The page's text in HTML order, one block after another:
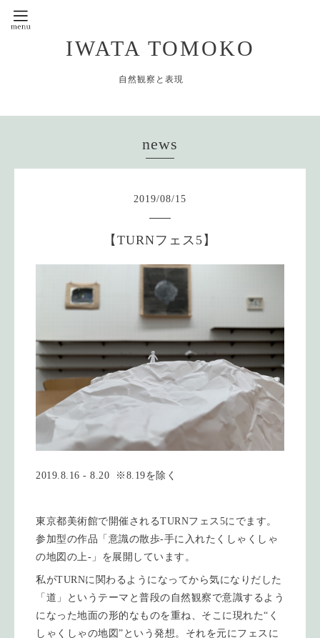
IWATA TOMOKO
自然観察と表現
news
2019/08/15
【TURNフェス5】
2019.8.16 - 8.20 ※8.19を除く
東京都美術館で開催されるTURNフェス5にでます。
参加型の作品「意識の散歩-手に入れたくしゃくしゃ
の地図の上-」を展開しています。
私がTURNに関わるようになってから気になりだした
「道」というテーマと普段の自然観察で意識するよう
になった地面の形的なものを重ね、そこに現れた“く
しゃくしゃの地図”という発想。それを元にフェスに